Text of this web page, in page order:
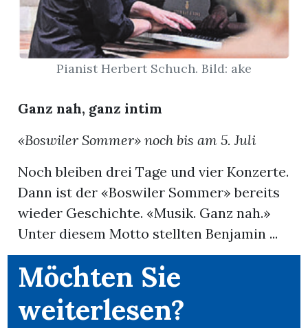
App
Pianist Herbert Schuch. Bild: ake
Ganz nah, ganz intim
«Boswiler Sommer» noch bis am 5. Juli
Noch bleiben drei Tage und vier Konzerte.
Dann ist der «Boswiler Sommer» bereits
wieder Geschichte. «Musik. Ganz nah.»
Unter diesem Motto stellten Benjamin ...
Möchten Sie
weiterlesen?